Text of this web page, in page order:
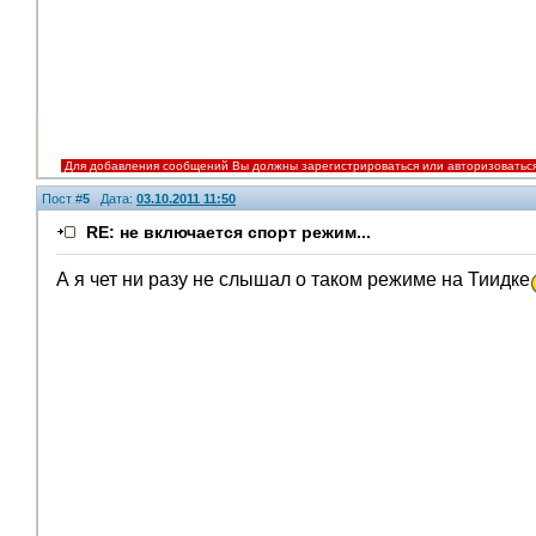
Для добавления сообщений Вы должны зарегистрироваться или
Пост #5 Дата: 03.10.2011 11:50
RE: не включается спорт режим...
А я чет ни разу не слышал о таком режиме на Тиидке